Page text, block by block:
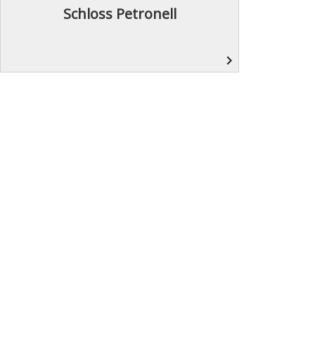
Schloss Petronell
navigate_next